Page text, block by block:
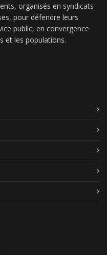
organisés en syndicats
pour défendre leurs
public, en convergence
et les populations.